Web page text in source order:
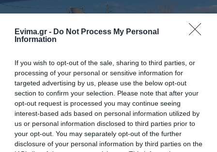
Evima.gr - Do Not Process My Personal
Information
If you wish to opt-out of the sale, sharing to third parties, or
processing of your personal or sensitive information for
targeted advertising by us, please use the below opt-out
section to confirm your selection. Please note that after your
opt-out request is processed you may continue seeing
interest-based ads based on personal information utilized by
us or personal information disclosed to third parties prior to
your opt-out. You may separately opt-out of the further
disclosure of your personal information by third parties on the
Έκτακτη σύσκεψη για τα επικίνδυνα
καλώδια στο Μύτικα Χαλκίδας: Τι
αποφασίστηκε
09.10.2025 | 13:15